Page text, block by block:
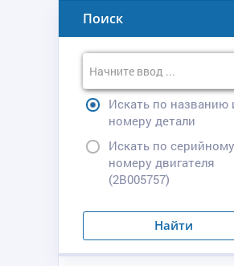
Поиск
Искать по названию
номеру детали
Искать по серийному
номеру двигателя
(2B005757)
Найти